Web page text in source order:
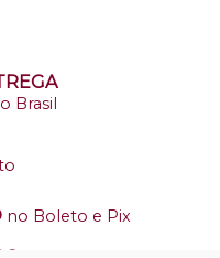
Brasil
no Boleto e Pix